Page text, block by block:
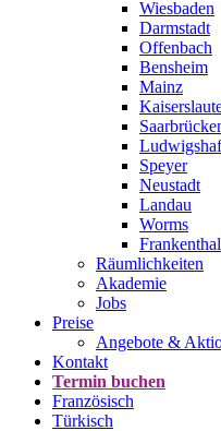
Wiesbaden
Darmstadt
Offenbach
Bensheim
Mainz
Speyer
Neustadt
Landau
Worms
Frankenthal
Räumlichkeiten
Akademie
Jobs
Preise
Angebote &
Kontakt
Termin buchen
Französisch
Türkisch